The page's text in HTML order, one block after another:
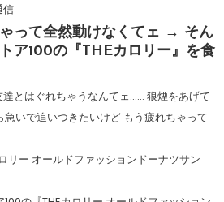
信
ゃって全然動けなくてェ → そん
ア100の『THEカロリー』を食
とはぐれちゃうなんてェ…… 狼煙をあげて
いで追いつきたいけど もう疲れちゃって
リー オールドファッションドーナツサン